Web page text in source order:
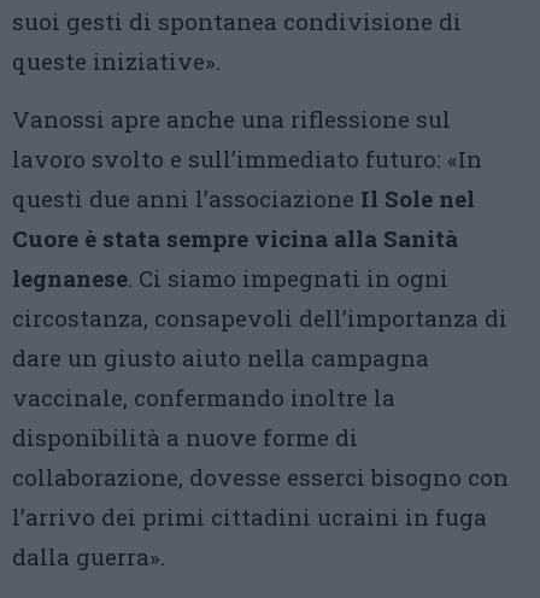
suoi gesti di spontanea condivisione di
queste iniziative».
Vanossi apre anche una riflessione sul
lavoro svolto e sull’immediato futuro: «In
questi due anni l’associazione Il Sole nel
Cuore è stata sempre vicina alla Sanità
legnanese. Ci siamo impegnati in ogni
circostanza, consapevoli dell’importanza di
dare un giusto aiuto nella campagna
vaccinale, confermando inoltre la
disponibilità a nuove forme di
collaborazione, dovesse esserci bisogno con
l’arrivo dei primi cittadini ucraini in fuga
dalla guerra».